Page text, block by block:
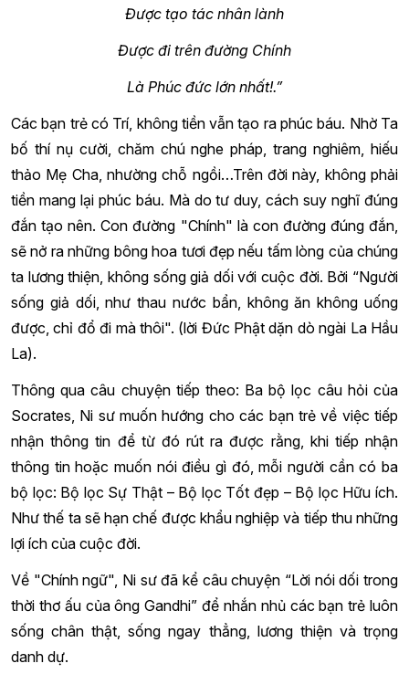
Được tạo tác nhân lành
Được đi trên đường Chính
Là Phúc đức lớn nhất!.”
Các bạn trẻ có Trí, không tiền vẫn tạo ra phúc báu. Nhờ Ta
bố thí nụ cười, chăm chú nghe pháp, trang nghiêm, hiếu
thảo Mẹ Cha, nhường chỗ ngồi…Trên đời này, không phải
tiền mang lại phúc báu. Mà do tư duy, cách suy nghĩ đúng
đắn tạo nên. Con đường "Chính" là con đường đúng đắn,
sẽ nở ra những bông hoa tươi đẹp nếu tấm lòng của chúng
ta lương thiện, không sống giả dối với cuộc đời. Bởi “Người
sống giả dối, như thau nước bẩn, không ăn không uống
được, chỉ đổ đi mà thôi". (lời Đức Phật dặn dò ngài La Hầu
La).
Thông qua câu chuyện tiếp theo: Ba bộ lọc câu hỏi của
Socrates, Ni sư muốn hướng cho các bạn trẻ về việc tiếp
nhận thông tin để từ đó rút ra được rằng, khi tiếp nhận
thông tin hoặc muốn nói điều gì đó, mỗi người cần có ba
bộ lọc: Bộ lọc Sự Thật – Bộ lọc Tốt đẹp – Bộ lọc Hữu ích.
Như thế ta sẽ hạn chế được khẩu nghiệp và tiếp thu những
lợi ích của cuộc đời.
Về "Chính ngữ", Ni sư đã kể câu chuyện “Lời nói dối trong
thời thơ ấu của ông Gandhi” để nhắn nhủ các bạn trẻ luôn
sống chân thật, sống ngay thẳng, lương thiện và trọng
danh dự.